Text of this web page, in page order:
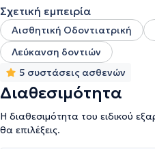
χώρο της θεραπευτικής
αισθητικής οδοντιατρικής.
Σχετική εμπειρία
Αισθητική Οδοντιατρική
Λεύκανση δοντιών
5 συστάσεις ασθενών
Διαθεσιμότητα
Η διαθεσιμότητα του ειδικού
θα επιλέξεις.